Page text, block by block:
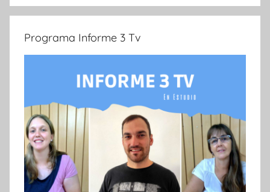
Programa Informe 3 Tv